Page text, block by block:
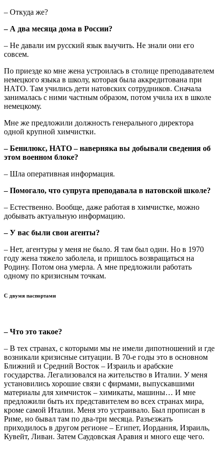
– Откуда же?
– А два месяца дома в России?
– Не давали им русский язык выучить. Не знали они его
совсем.
По приезде ко мне жена устроилась в столице преподавателем
немецкого языка в школу, которая была аккредитована при
НАТО. Там учились дети натовских сотрудников. Сначала
занималась с ними частным образом, потом учила их в школе
немецкому.
Мне же предложили должность генерального директора
одной крупной химчистки.
– Бенилюкс, НАТО – наверняка вы добывали сведения об
этом военном блоке?
– Шла оперативная информация.
– Помогало, что супруга преподавала в натовской школе?
– Естественно. Вообще, даже работая в химчистке, можно
добывать актуальную информацию.
– У вас были свои агенты?
– Нет, агентуры у меня не было. Я там был один. Но в 1970
году жена тяжело заболела, и пришлось возвращаться на
Родину. Потом она умерла. А мне предложили работать
одному по кризисным точкам.
С двумя паспортами
– Что это такое?
– В тех странах, с которыми мы не имели дипотношений и где
возникали кризисные ситуации. В 70-е годы это в основном
Ближний и Средний Восток – Израиль и арабские
государства. Легализовался на жительство в Италии. У меня
установились хорошие связи с фирмами, выпускавшими
материалы для химчисток – химикаты, машины… И мне
предложили быть их представителем во всех странах мира,
кроме самой Италии. Меня это устраивало. Был прописан в
Риме, но бывал там по два-три месяца. Разъезжать
приходилось в другом регионе – Египет, Иордания, Израиль,
Кувейт, Ливан. Затем Саудовская Аравия и много еще чего.